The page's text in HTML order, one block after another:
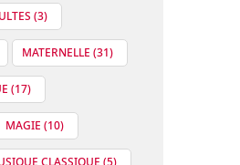
(3)
MATERNELLE (31)
(17)
MAGIE (10)
CLASSIQUE (5)